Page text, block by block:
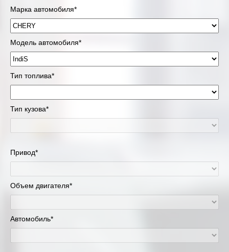
Марка автомобиля*
Модель автомобиля*
Тип топлива*
Тип кузова*
Привод*
Объем двигателя*
Автомобиль*